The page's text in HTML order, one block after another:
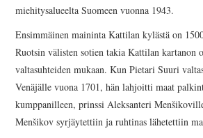
PERHEALBUMI
VIRTUAALI-INKERI
BLOGI
YHTEYSTIEDOT
miehitysalueelta Suomeen vuonna 1943.
Ensimmäinen maininta Kattilan kylästä on
Ruotsin välisten sotien takia Kattilan kartanon
valtasuhteiden mukaan. Kun Pietari Suuri
Venäjälle vuona 1701, hän lahjoitti maat
kumppanilleen, prinssi Aleksanteri
Menšikov syrjäytettiin ja ruhtinas lähetettiin